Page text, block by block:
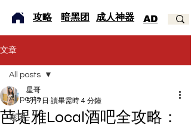
​攻略 暗黑团 成人神器 AD
文章
All posts
泰国
All posts
芭堤雅Local酒吧全攻略：
星哥
5月7日 讀畢需時 4 分鐘